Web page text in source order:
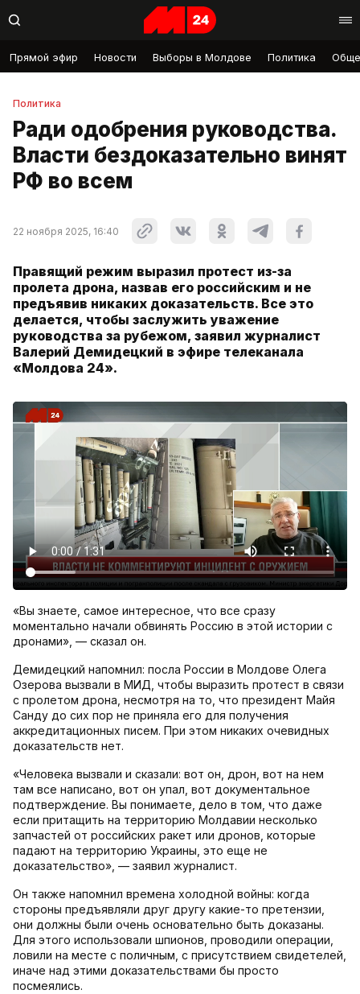
Прямой эфир Новости Выборы в Молдове Политика
Политика
Ради одобрения руководства.
Власти бездоказательно винят
РФ во всем
22 ноября 2025, 16:40
Правящий режим выразил протест из-за
пролета дрона, назвав его российским и не
предъявив никаких доказательств. Все это
делается, чтобы заслужить уважение
руководства за рубежом, заявил журналист
Валерий Демидецкий в эфире телеканала
«Молдова 24».
«Вы знаете, самое интересное, что все сразу
моментально начали обвинять Россию в этой истории с
дронами», — сказал он.
Демидецкий напомнил: посла России в Молдове Олега
Озерова вызвали в МИД, чтобы выразить протест в связи
с пролетом дрона, несмотря на то, что президент Майя
Санду до сих пор не приняла его для получения
аккредитационных писем. При этом никаких очевидных
доказательств нет.
«Человека вызвали и сказали: вот он, дрон, вот на нем
там все написано, вот он упал, вот документальное
подтверждение. Вы понимаете, дело в том, что даже
если притащить на территорию Молдавии несколько
запчастей от российских ракет или дронов, которые
падают на территорию Украины, это еще не
доказательство», — заявил журналист.
Он также напомнил времена холодной войны: когда
стороны предъявляли друг другу какие-то претензии,
они должны были очень основательно быть доказаны.
Для этого использовали шпионов, проводили операции,
ловили на месте с поличным, с присутствием свидетелей,
иначе над этими доказательствами бы просто
посмеялись.